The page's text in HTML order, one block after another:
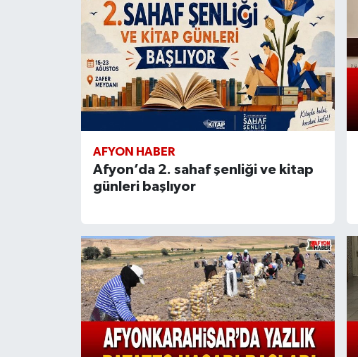
AFYON HABER
Afyon’da 2. sahaf şenliği ve kitap
günleri başlıyor